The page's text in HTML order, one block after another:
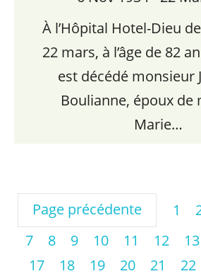
À l’Hôpital Hotel-Dieu
22 mars, à l’âge de 82
est décédé monsieur
Boulianne, époux de
Marie…
Page précédente 1
7
8 9 10 11 12 13
17
18 19 20 21 22